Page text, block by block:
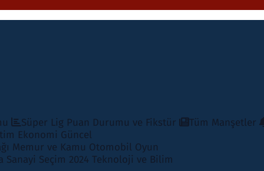
Süper Lig Puan Durumu ve Fikstür Tüm Manşetler
Ekonomi Güncel
Memur ve Kamu Otomobil Oyun
Sanayi Seçim 2024 Teknoloji ve Bilim